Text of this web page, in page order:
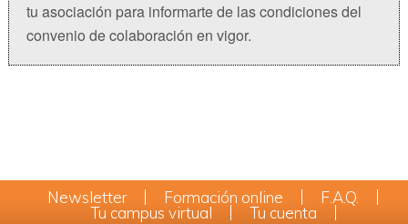
tu asociación para informarte de las condiciones del
convenio de colaboración en vigor.
SidebarNewsletter Formación online
F.A.Q.
Tu campus virtual
Tu cuenta